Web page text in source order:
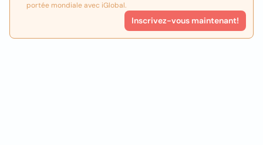
portée mondiale avec iGlobal.
Inscrivez-vous maintenant!